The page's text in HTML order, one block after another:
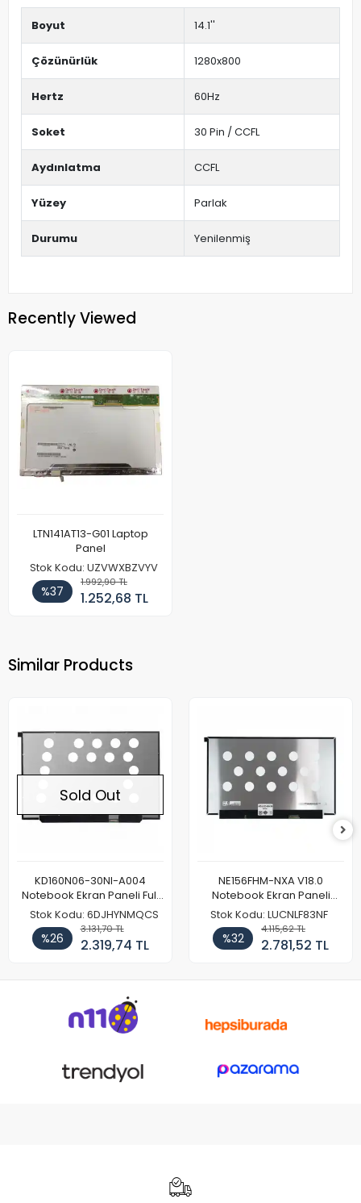
Boyut 14.1''
Çözünürlük 1280x800
Hertz 60Hz
Soket 30 Pin / CCFL
Aydınlatma CCFL
Yüzey Parlak
Durumu Yenilenmiş
Recently Viewed
LTN141AT13-G01 Laptop
Panel
Stok Kodu: UZVWXBZVYV
%37
1.992,90 TL
1.252,68 TL
Similar Products
Sold Out
KD160N06-30NI-A004
Notebook Ekran Paneli Full
HD
Stok Kodu: 6DJHYNMQCS
%26
3.131,70 TL
2.319,74 TL
NE156FHM-NXA V18.0
Notebook Ekran Paneli
144Hz
Stok Kodu: LUCNLF83NF
%32
4.115,62 TL
2.781,52 TL